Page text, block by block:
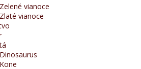
Zelené vianoce
Zlaté vianoce
Dinosaurus
Kone